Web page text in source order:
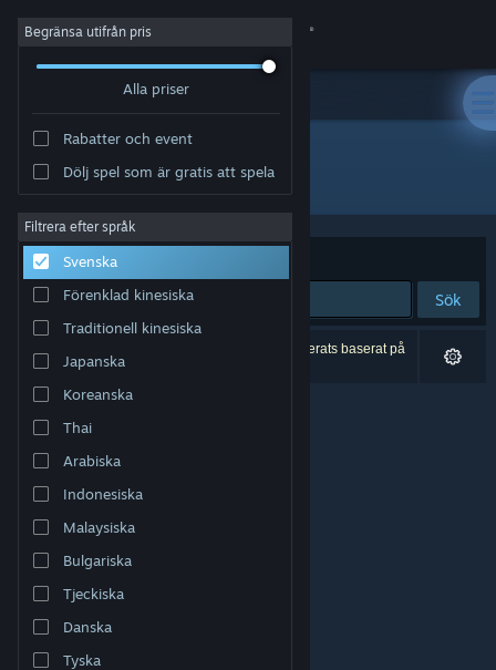
Logga in
Om
Support
Byt språk
Skaffa Steams mobilapp
Se skrivbordswebbplats
Begränsa utifrån pris
Alla priser
Rabatter och event
Dölj spel som är gratis att spela
Filtrera efter språk
Svenska
Förenklad kinesiska
Traditionell kinesiska
Japanska
Koreanska
Thai
Arabiska
Indonesiska
Malaysiska
Bulgariska
Tjeckiska
Danska
Tyska
Utvecklare: Aster Studio
Sortera efter Relevans
Sök
0 träffar matchade din sökning. 1 titel har exkluderats baserat på
dina preferenser.